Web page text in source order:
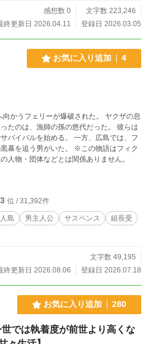
感想数 0
文字数 223,246
終更新日 2026.04.11
登録日 2026.03.05
お気に入り追加 4
向かうフェリーが爆破された。 ヤクザの息
たのは、漁師の孫の悠代だった。 彼らは
を始める。 一方、広島では、フ
男がいた。 ※この物語はフィク
人物・団体などとは関係ありません。
位 / 31,392件
島 男主人公 サスペンス
組長受
文字数 49,195
終更新日 2026.08.06
登録日 2026.07.18
お気に入り追加 280
では執着度が前世より高くな